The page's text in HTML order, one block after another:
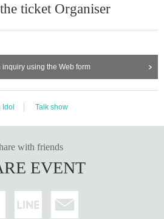
ticket Organiser
inquiry using the Web form
Idol Talk show
with friends
EVENT